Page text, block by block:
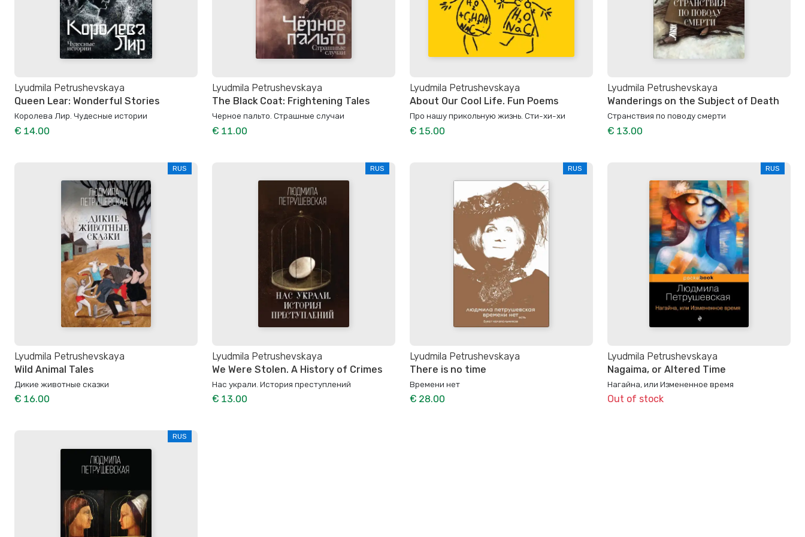
Lyudmila Petrushevskaya
Queen Lear: Wonderful Stories
Королева Лир. Чудесные истории
€ 14.00
Lyudmila Petrushevskaya
The Black Coat: Frightening Tales
Черное пальто. Страшные случаи
€ 11.00
Lyudmila Petrushevskaya
About Our Cool Life. Fun Poems
Про нашу прикольную жизнь. Сти-хи-хи
€ 15.00
Lyudmila Petrushevskaya
Wanderings on the Subject of Death
Странствия по поводу смерти
€ 13.00
RUS
Lyudmila Petrushevskaya
Wild Animal Tales
Дикие животные сказки
€ 16.00
RUS
Lyudmila Petrushevskaya
We Were Stolen. A History of Crimes
Нас украли. История преступлений
€ 13.00
RUS
Lyudmila Petrushevskaya
There is no time
Времени нет
€ 28.00
RUS
Lyudmila Petrushevskaya
Nagaima, or Altered Time
Нагайна, или Измененное время
Out of stock
RUS